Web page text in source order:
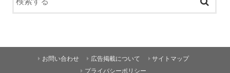
お問い合わせ 広告掲載について
サイトマップ
プライバシーポリシー